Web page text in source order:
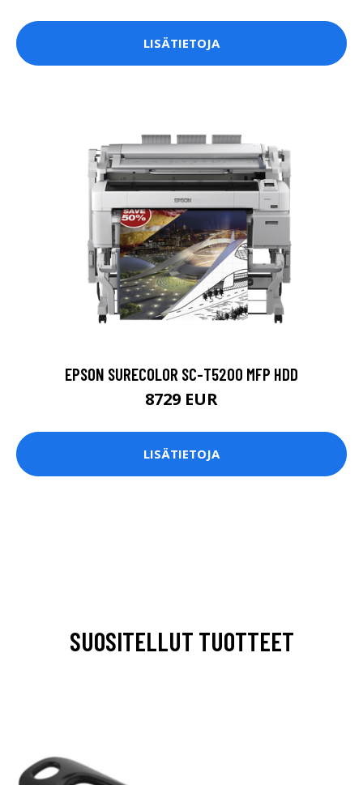
LISÄTIETOJA
EPSON SURECOLOR SC-T5200 MFP HDD
8729 EUR
LISÄTIETOJA
SUOSITELLUT TUOTTEET